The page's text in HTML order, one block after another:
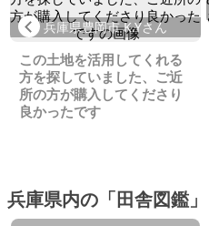
Previous
兵庫県豊岡市 K.Yさん
この土地を活用してくれる
方を探していました、ご近
所の方が購入してくださり
良かったです
兵庫県内の「田舎図鑑」